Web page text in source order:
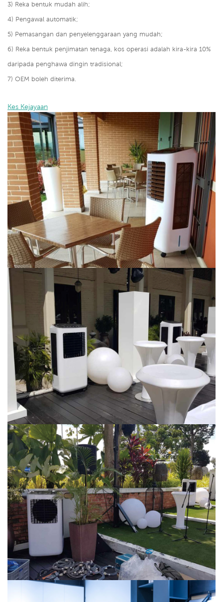
3) Reka bentuk mudah alih;
4) Pengawal automatik;
5) Pemasangan dan penyelenggaraan yang mudah;
6) Reka bentuk penjimatan tenaga, kos operasi adalah kira-kira 10%
daripada penghawa dingin tradisional;
7) OEM boleh diterima.
Kes Kejayaan